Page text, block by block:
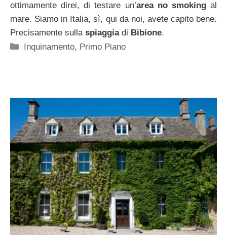
ottimamente direi, di testare un’area no smokingal
mare. Siamo in Italia, sì, qui da noi, avete capito bene.
Precisamente sulla spiaggiadi Bibione.
Categorie
Inquinamento, Primo Piano